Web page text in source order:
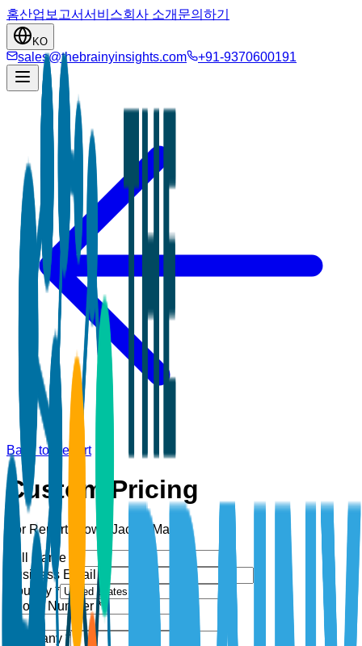
홈산업 보고서서비스회사 소개 문의하기
KO
sales@thebrainyinsights.com +91-9370600191
Back to Report
Custom Pricing
For Report: Down Jacket Market
Full Name *
Business Email *
Country *
Phone Number *
Company *